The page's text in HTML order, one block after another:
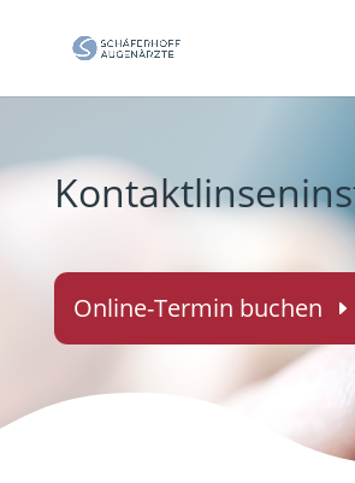
Online-Termin buchen